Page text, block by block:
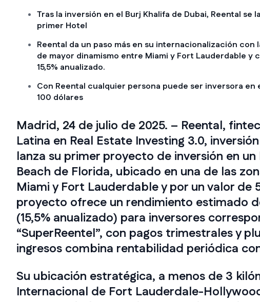
Tras la inversión en el Burj Khalifa de Dubai, Reental se
primer Hotel
Reental da un paso más en su internacionalización
de mayor dinamismo entre Miami y Fort Lauderdable y
15,5% anualizado.
Con Reental cualquier persona puede ser inversora
100 dólares
Madrid, 24 de julio de 2025. – Reental,
Latina en Real Estate Investing 3.0,
lanza su primer proyecto de inversión en
Beach de Florida, ubicado en una de las
Miami y Fort Lauderdable y por un valor de
proyecto ofrece un rendimiento estimado
(15,5% anualizado) para inversores
“SuperReentel”, con pagos trimestrales y
ingresos combina rentabilidad periódica
Su ubicación estratégica, a menos de 3
Internacional de Fort Lauderdale-